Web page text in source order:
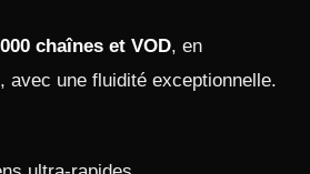
chaînes et VOD, en
, avec une fluidité exceptionnelle.